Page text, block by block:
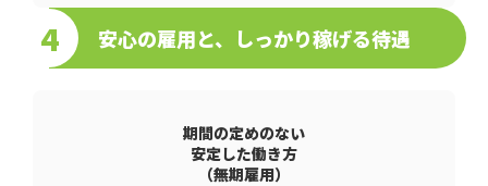
4 安心の雇用と、しっかり稼げる待遇
期間の定めのない
安定した働き方
（無期雇用）